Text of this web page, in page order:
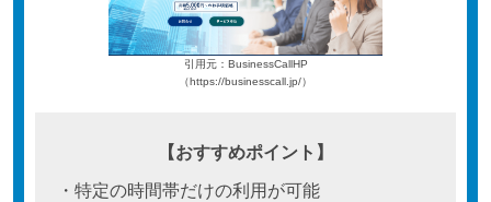
引用元：BusinessCallHP
（https://businesscall.jp/）
【おすすめポイント】
・特定の時間帯だけの利用が可能